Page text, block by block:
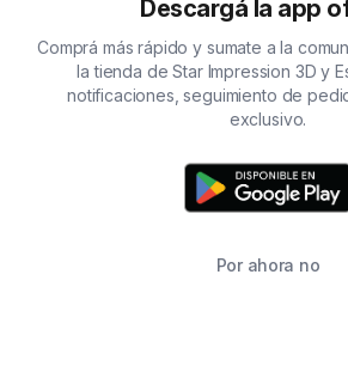
Descargá la app
Comprá más rápido y sumate a la
la tienda de Star Impression 3D y
notificaciones, seguimiento de
exclusivo.
Por ahora no